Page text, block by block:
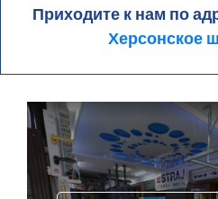
Приходите к нам по
Херсонское